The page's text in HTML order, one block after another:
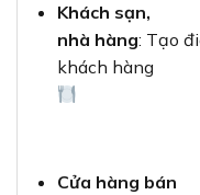
Khách sạn,
nhà hàng: Tạo
khách hàng
Cửa hàng bán